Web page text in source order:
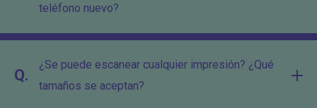
teléfono nuevo?
Q.
¿Se puede escanear cualquier impresión? ¿Qué
tamaños se aceptan?